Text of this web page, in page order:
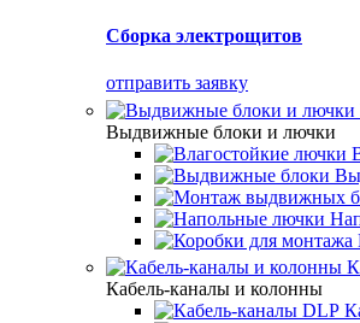
Сборка электрощитов
отправить заявку
Выдвижные блоки и лючки
Кабель-каналы и колонны